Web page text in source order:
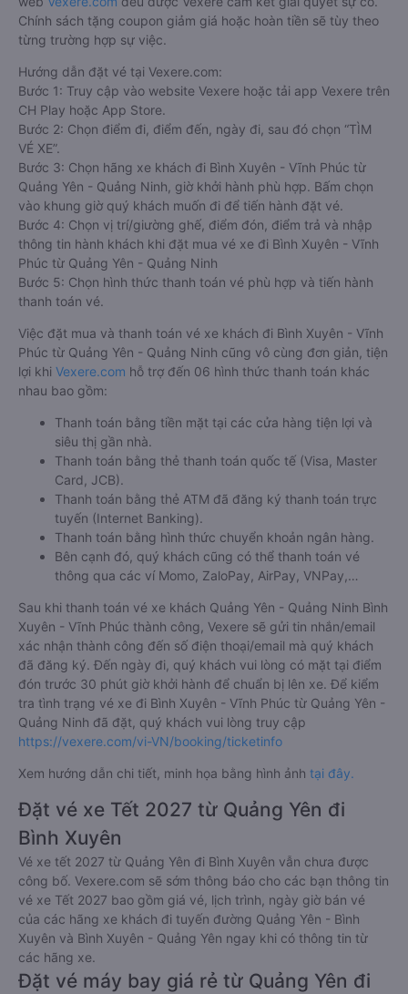
Chính sách tặng coupon giảm giá hoặc hoàn tiền sẽ tùy theo
từng trường hợp sự việc.
Hướng dẫn đặt vé tại Vexere.com:
Bước 1: Truy cập vào website Vexere hoặc tải app Vexere trên
CH Play hoặc App Store.
Bước 2: Chọn điểm đi, điểm đến, ngày đi, sau đó chọn “TÌM
VÉ XE”.
Bước 3: Chọn hãng xe khách đi Bình Xuyên - Vĩnh Phúc từ
Quảng Yên - Quảng Ninh, giờ khởi hành phù hợp. Bấm chọn
vào khung giờ quý khách muốn đi để tiến hành đặt vé.
Bước 4: Chọn vị trí/giường ghế, điểm đón, điểm trả và nhập
thông tin hành khách khi đặt mua vé xe đi Bình Xuyên - Vĩnh
Phúc từ Quảng Yên - Quảng Ninh
Bước 5: Chọn hình thức thanh toán vé phù hợp và tiến hành
thanh toán vé.
Việc đặt mua và thanh toán vé xe khách đi Bình Xuyên - Vĩnh
Phúc từ Quảng Yên - Quảng Ninh cũng vô cùng đơn giản, tiện
lợi khi Vexere.com hỗ trợ đến 06 hình thức thanh toán khác
nhau bao gồm:
Thanh toán bằng tiền mặt tại các cửa hàng tiện lợi và
siêu thị gần nhà.
Thanh toán bằng thẻ thanh toán quốc tế (Visa, Master
Card, JCB).
Thanh toán bằng thẻ ATM đã đăng ký thanh toán trực
tuyến (Internet Banking).
Thanh toán bằng hình thức chuyển khoản ngân hàng.
Bên cạnh đó, quý khách cũng có thể thanh toán vé
thông qua các ví Momo, ZaloPay, AirPay, VNPay,…
Sau khi thanh toán vé xe khách Quảng Yên - Quảng Ninh Bình
Xuyên - Vĩnh Phúc thành công, Vexere sẽ gửi tin nhắn/email
xác nhận thành công đến số điện thoại/email mà quý khách
đã đăng ký. Đến ngày đi, quý khách vui lòng có mặt tại điểm
đón trước 30 phút giờ khởi hành để chuẩn bị lên xe. Để kiểm
tra tình trạng vé xe đi Bình Xuyên - Vĩnh Phúc từ Quảng Yên -
Quảng Ninh đã đặt, quý khách vui lòng truy cập
https://vexere.com/vi-VN/booking/ticketinfo
Xem hướng dẫn chi tiết, minh họa bằng hình ảnh tại đây.
Đặt vé xe Tết 2027 từ Quảng Yên đi
Bình Xuyên
Vé xe tết 2027 từ Quảng Yên đi Bình Xuyên vẫn chưa được
công bố. Vexere.com sẽ sớm thông báo cho các bạn thông tin
vé xe Tết 2027 bao gồm giá vé, lịch trình, ngày giờ bán vé
của các hãng xe khách đi tuyến đường Quảng Yên - Bình
Xuyên và Bình Xuyên - Quảng Yên ngay khi có thông tin từ
các hãng xe.
Đặt vé máy bay giá rẻ từ Quảng Yên đi